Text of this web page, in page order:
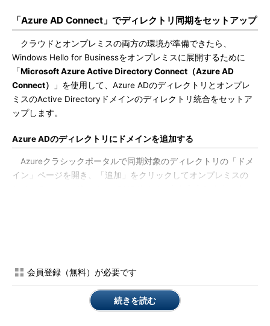
「Azure AD Connect」でディレクトリ同期をセットアップ
クラウドとオンプレミスの両方の環境が準備できたら、
Windows Hello for Businessをオンプレミスに展開するために
「Microsoft Azure Active Directory Connect（Azure AD
Connect）
」を使用して、Azure ADのディレクトリとオンプレ
ミスのActive Directoryドメインのディレクトリ統合をセットア
ップします。
Azure ADのディレクトリにドメインを追加する
Azureクラシックポータルで同期対象のディレクトリの「ドメ
イン」ページを開き、「追加」をクリックしてオンプレミスの
会員登録（無料）が必要です
続きを読む